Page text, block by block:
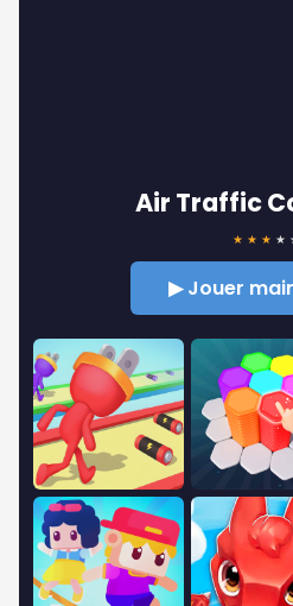
Air Traffic
★ ★ ★ ★
▶ Jouer